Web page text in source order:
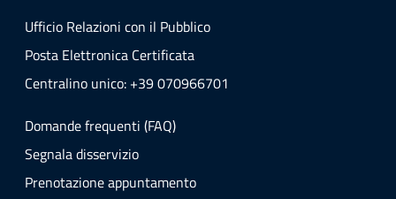
Ufficio Relazioni con il Pubblico
Posta Elettronica Certificata
Centralino unico: +39 070966701
Domande frequenti (FAQ)
Segnala disservizio
Prenotazione appuntamento